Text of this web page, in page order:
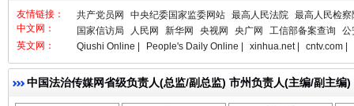
友情链接：
中文网：
共产党员网 中央纪委国家监委网站 最高人民法院 最高人民检察
国家信访局
人民网 新华网 央视网 央广网 工信部备案查询
公
英文网：
Qiushi Online | People's Daily Online | xinhua.net | cntv.com |
中国法治传媒网省级负责人(总监/副总监) 市州负责人(主编/副主
李 凌 何功书